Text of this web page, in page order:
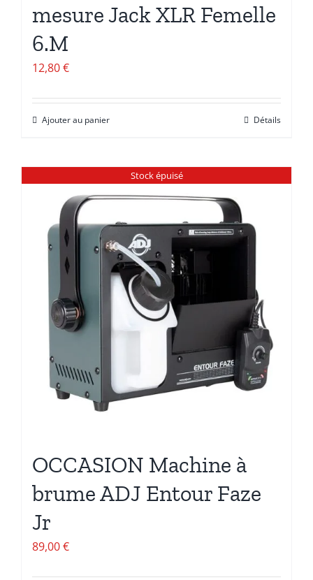
mesure Jack XLR Femelle
6.M
12,80€
Ajouter au panier Détails
Stock épuisé
OCCASION Machine à
brume ADJ Entour Faze
Jr
89,00€